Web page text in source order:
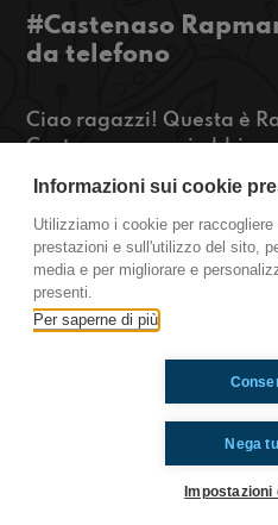
#Castenaso
da telefono
Ciao ragazzi! Questa è
Castenaso e oggi
appassionato. In questi
subendo delle minacce a
dipendenza dal
Castenaso
Ti è piaciuto? Condividilo!
Informazioni sui cookie
Utilizziamo i cookie per
prestazioni e sull'utilizzo del sito,
media e per migliorare e
presenti.
Per saperne di più
Nega
Impostazioni